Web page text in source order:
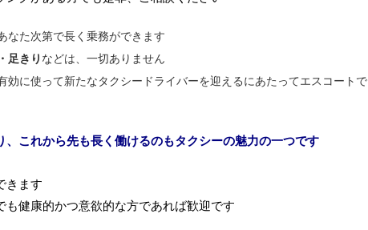
なた次第で長く乗務ができます
足きり などは、一切ありません
効に使って新たなタクシードライバーを迎えるにあたってエスコートで
、これから先も長く働けるのもタクシーの魅力の一つです
きます
も健康的かつ意欲的な方であれば歓迎です